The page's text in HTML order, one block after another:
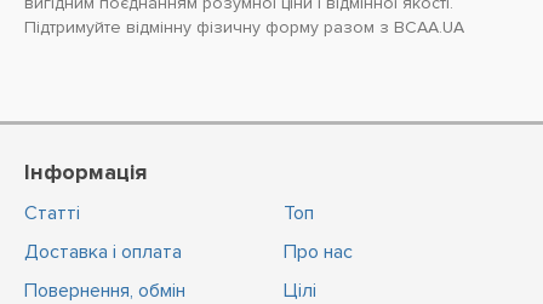
Підтримуйте відмінну фізичну форму разом з BCAA.UA
Інформація
Статті
Доставка і оплата
Повернення, обмін
Топ
Про нас
Цiлi